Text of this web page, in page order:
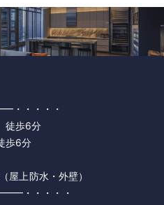
・・・
歩6分
歩6分
上防水・外壁）
・・・・